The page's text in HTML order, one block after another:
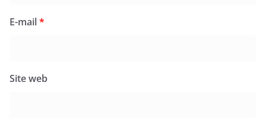
E-mail*
Site web